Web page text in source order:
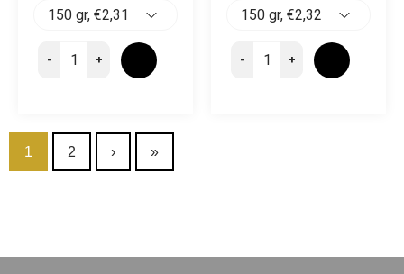
+
- +
-
Σελίδες
1 2 › »